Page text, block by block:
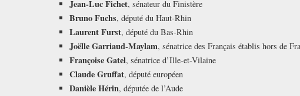
Jean-Luc Fichet, sénateur du Finistère
Bruno Fuchs, député du Haut-Rhin
Laurent Furst, député du Bas-Rhin
Joëlle Garriaud-Maylam, sénatrice des Français établis hors de
Françoise Gatel, sénatrice d’Ille-et-Vilaine
Claude Gruffat, député européen
Danièle Hérin, députée de l’Aude